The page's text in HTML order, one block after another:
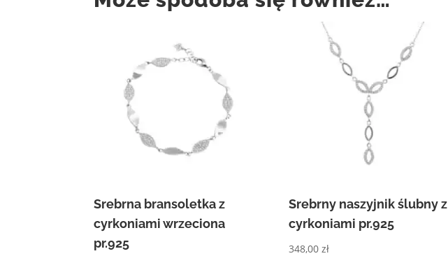
Srebrna bransoletka z
cyrkoniami wrzeciona
pr.925
Srebrny naszyjnik ślubny z
cyrkoniami pr.925
348,00zł